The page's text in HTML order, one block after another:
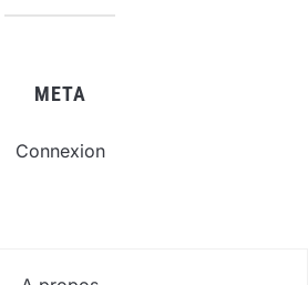
META
Connexion